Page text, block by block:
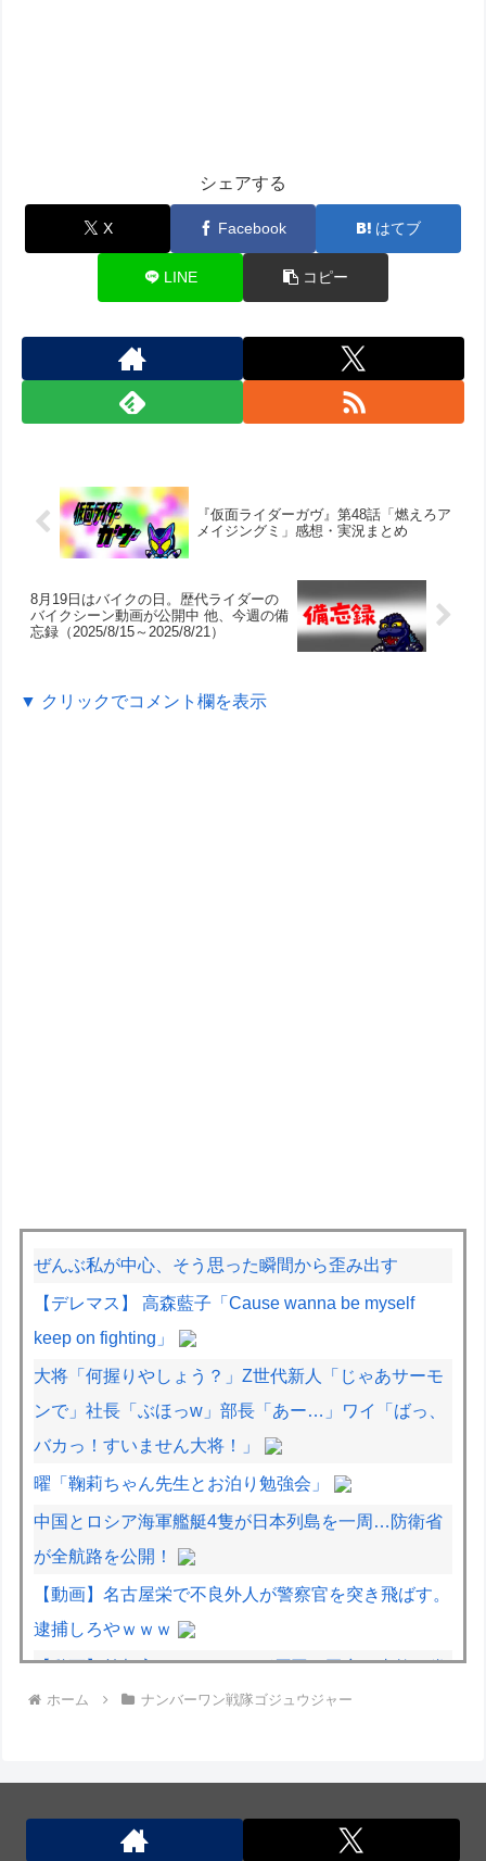
シェアする
X Facebook はてブ
LINE コピー
『仮面ライダーガヴ』第48話「燃えろア
メイジングミ」感想・実況まとめ
8月19日はバイクの日。歴代ライダーの
バイクシーン動画が公開中 他、今週の備
忘録（2025/8/15～2025/8/21）
▼ クリックでコメント欄を表示
ぜんぶ私が中心、そう思った瞬間から歪み出す
【デレマス】 高森藍子「Cause wanna be myself
keep on fighting」
大将「何握りやしょう？」Z世代新人「じゃあサーモ
ンで」社長「ぶほっw」部長「あー…」ワイ「ばっ、
バカっ！すいません大将！」
曜「鞠莉ちゃん先生とお泊り勉強会」
中国とロシア海軍艦艇4隻が日本列島を一周…防衛省
が全航路を公開！
【動画】名古屋栄で不良外人が警察官を突き飛ばす。
逮捕しろやｗｗｗ
【動画】首都高で4tトラックが原因の玉突き事故に巻
き込まれた軽バンの車載。
落してしまう。
ホーム ナンバーワン戦隊ゴジュウジャー